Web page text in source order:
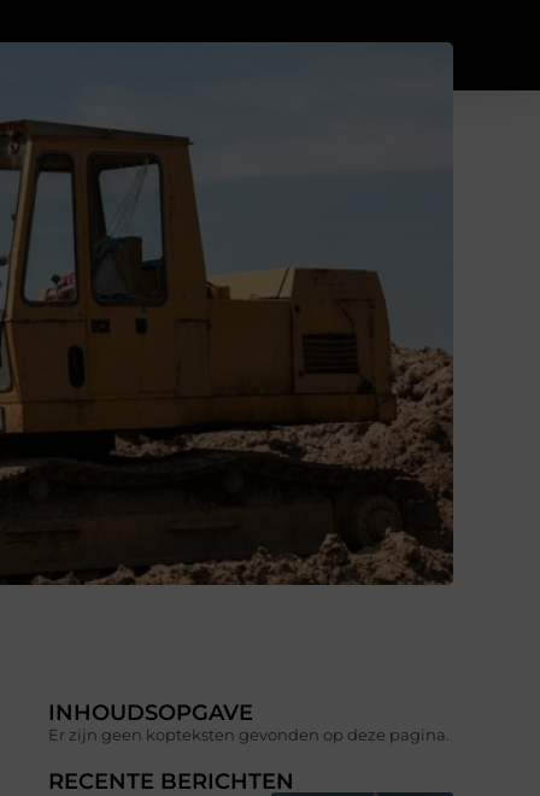
INHOUDSOPGAVE
Er zijn geen kopteksten gevonden op deze pagina.
RECENTE BERICHTEN